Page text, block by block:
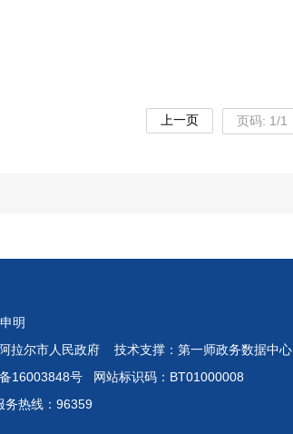
上一页 页码: 1/1
明
拉尔市人民政府 技术支撑：第一师政务数据中心
16003848号 网站标识码：BT01000008
务热线：96359